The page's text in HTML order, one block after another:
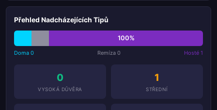
Přehled Nadcházejících Tipů
100%
Doma 0 Remíza 0 Hosté 1
0
VYSOKÁ DŮVĚRA
1
STŘEDNÍ